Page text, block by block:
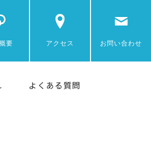
要 アクセス お問い合わせ
よくある質問